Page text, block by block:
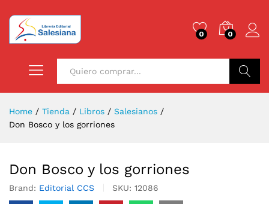
0 0
Home / Tienda / Libros / Salesianos /
Don Bosco y los gorriones
Don Bosco y los gorriones
Brand: Editorial CCS SKU: 12086